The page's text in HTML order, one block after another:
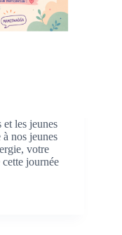
les jeunes
nos jeunes
votre
journée